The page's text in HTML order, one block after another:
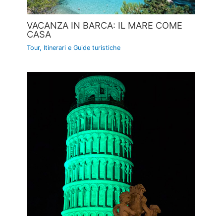
VACANZA IN BARCA: IL MARE COME
CASA
Tour, Itinerari e Guide turistiche